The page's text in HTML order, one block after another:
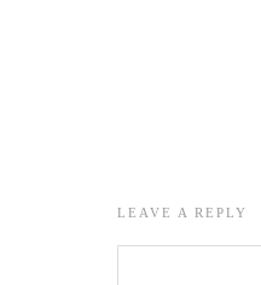
LEAVE A REPLY